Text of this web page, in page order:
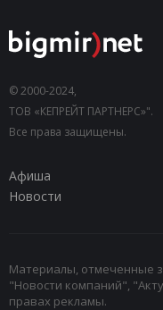
© 2000-2024,
ТОВ «КЕПРЕЙТ ПАРТНЕРС»".
Все права защищены.
Афиша
Новости
Материалы, отмеченные
"Новости компаний",
правах рекламы.